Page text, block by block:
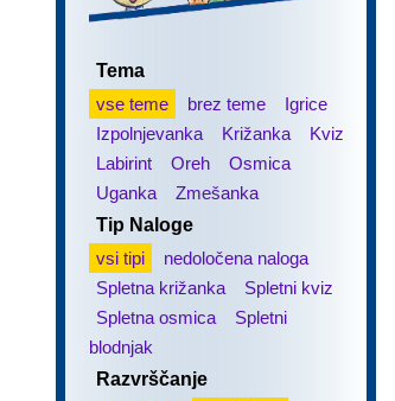
Tema
vse teme
brez teme
Igrice
Izpolnjevanka
Križanka
Kviz
Labirint
Oreh
Osmica
Uganka
Zmešanka
Tip Naloge
vsi tipi
nedoločena naloga
Spletna križanka
Spletni kviz
Spletna osmica
Spletni
blodnjak
Razvrščanje